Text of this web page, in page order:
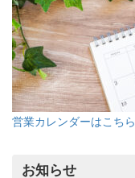
営業カレンダーはこちら
お知らせ